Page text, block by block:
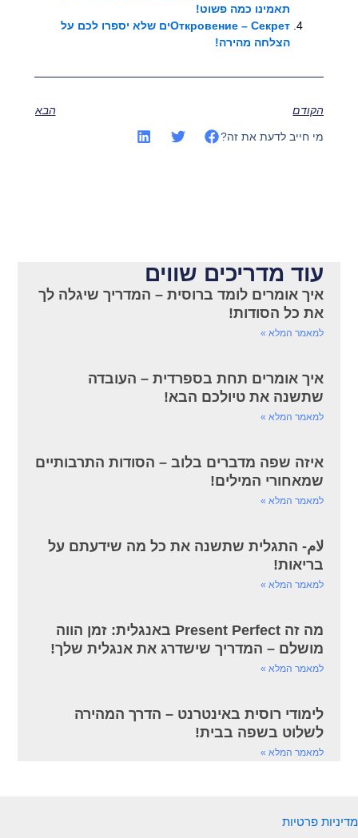
תאמינו כמה פשוט!
Откровение – Секретים שלא יספרו לכם על
הצלחה מהירה!
הקודם הבא
מי חייב לדעת את זה?
עוד מדריכים שווים
איך אומרים לומד ברוסית – המדריך שיגלה לך
את כל הסודות!
למאמר המלא »
איך אומרים תחת בספרדית – העובדה
שתשנה את טיולכם הבא!
למאמר המלא »
איזה שפה מדברים בלוב – הסודות התרבותיים
שמאחורי המילים!
למאמר המלא »
لام- התגלית שתשנה את כל מה שידעתם על
בריאות!
למאמר המלא »
מה זה Present Perfect באנגלית: זמן הווה
מושלם – המדריך שישדרג את אנגלית שלך!
למאמר המלא »
לימודי רוסית באינטרנט – הדרך המהירה
לשלוט בשפה בבית!
למאמר המלא »
מדיניות פרטיות